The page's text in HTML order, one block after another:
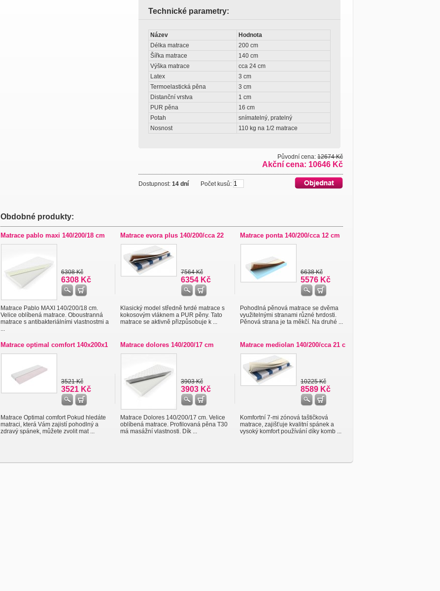
Technické parametry:
Název
Hodnota
Délka matrace
200 cm
Šířka matrace
140 cm
Výška matrace
cca 24 cm
Latex
3 cm
Termoelastická pěna
3 cm
Distanční vrstva
1 cm
PUR pěna
16 cm
Potah
snímatelný, pratelný
Nosnost
110 kg na 1/2 matrace
Původní cena: 12674 Kč
Akční cena: 10646 Kč
Dostupnost: 14 dní Počet kusů:
Obdobné produkty:
Matrace pablo maxi 140/200/18 cm
6308 Kč
6308 Kč
Matrace Pablo MAXI 140/200/18 cm.
Velice oblíbená matrace. Oboustranná
matrace s antibakteriálními vlastnostmi a
...
Matrace evora plus 140/200/cca 22
7564 Kč
6354 Kč
Klasický model středně tvrdé matrace s
kokosovým vláknem a PUR pěny. Tato
matrace se aktivně přizpůsobuje k ...
Matrace ponta 140/200/cca 12 cm
6638 Kč
5576 Kč
Pohodlná pěnová matrace se dvěma
využitelnými stranami různé tvrdosti.
Pěnová strana je ta měkčí. Na druhé ...
Matrace optimal comfort 140x200x1
3521 Kč
3521 Kč
Matrace Optimal comfort Pokud hledáte
matraci, která Vám zajistí pohodlný a
zdravý spánek, můžete zvolit mat ...
Matrace dolores 140/200/17 cm
3903 Kč
3903 Kč
Matrace Dolores 140/200/17 cm. Velice
oblíbená matrace. Profilovaná pěna T30
má masážní vlastnosti. Dík ...
Matrace mediolan 140/200/cca 21 c
10225 Kč
8589 Kč
Komfortní 7-mi zónová taštičková
matrace, zajišťuje kvalitní spánek a
vysoký komfort používání díky komb ...